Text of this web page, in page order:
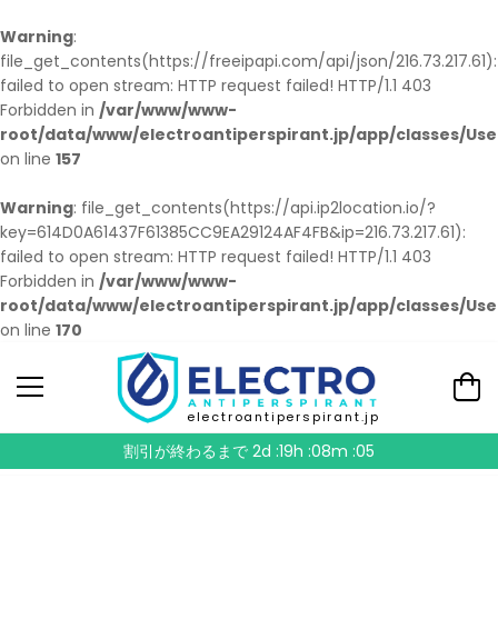
Warning:
file_get_contents(https://freeipapi.com/api/json/216.73.217.61):
failed to open stream: HTTP request failed! HTTP/1.1 403
Forbidden in /var/www/www-
root/data/www/electroantiperspirant.jp/app/classes/
on line 157
Warning: file_get_contents(https://api.ip2location.io/?
key=614D0A61437F61385CC9EA29124AF4FB&ip=216.73.217.61):
failed to open stream: HTTP request failed! HTTP/1.1 403
Forbidden in /var/www/www-
root/data/www/electroantiperspirant.jp/app/classes/
on line 170
electroantiperspirant.jp
割引が終わるまで 2d :19h :08m :04